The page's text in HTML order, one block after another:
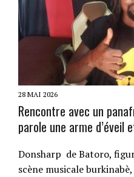
28 MAI 2026
Rencontre avec un
parole une arme d’éveil
Donsharp de Batoro,
scène musicale